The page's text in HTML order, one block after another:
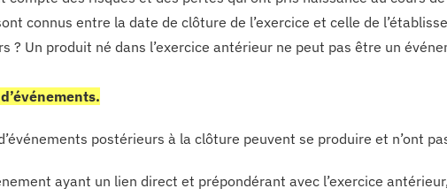
connus entre la date de clôture de l’exercice et celle de
? Un produit né dans l’exercice antérieur ne peut pas être un
postérieurs à la clôture peuvent se produire et n’ont
ayant un lien direct et prépondérant avec l’exercice